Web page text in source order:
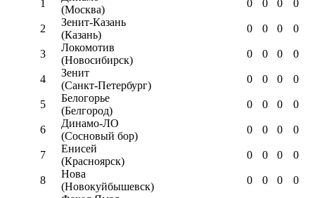
1
(Москва)
0 0 0 0
2
Зенит-Казань
(Казань)
0 0 0 0
3
Локомотив
(Новосибирск)
0 0 0 0
4
Зенит
(Санкт-Петербург)
0 0 0 0
5
Белогорье
(Белгород)
0 0 0 0
6
Динамо-ЛО
(Сосновый бор)
0 0 0 0
7
Енисей
(Красноярск)
0 0 0 0
8
Нова
(Новокуйбышевск)
0 0 0 0